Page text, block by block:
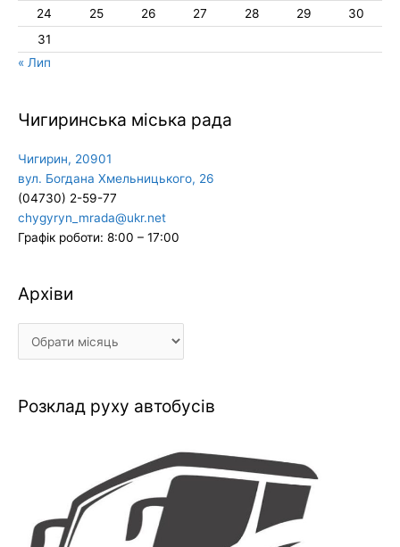
24
25 26 27 28 29
30
31
« Лип
Чигиринська міська рада
Чигирин, 20901
вул. Богдана Хмельницького, 26
(04730) 2-59-77
chygyryn_mrada@ukr.net
Графік роботи: 8:00 – 17:00
Архіви
Архіви
Розклад руху автобусів